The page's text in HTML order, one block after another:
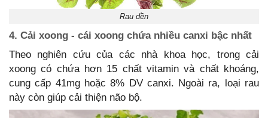
Rau dền
4. Cải xoong - cái xoong chứa nhiều canxi bậc nhất
Theo nghiên cứu của các nhà khoa học, trong cải
xoong có chứa hơn 15 chất vitamin và chất khoáng,
cung cấp 41mg hoặc 8% DV canxi. Ngoài ra, loại rau
này còn giúp cải thiện não bộ.